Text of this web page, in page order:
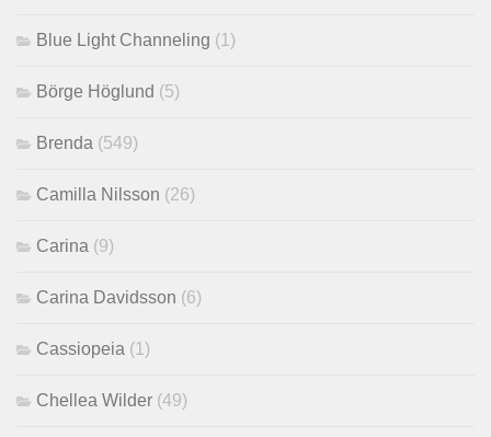
Blue Light Channeling (1)
Börge Höglund (5)
Brenda (549)
Camilla Nilsson (26)
Carina (9)
Carina Davidsson (6)
Cassiopeia (1)
Chellea Wilder (49)